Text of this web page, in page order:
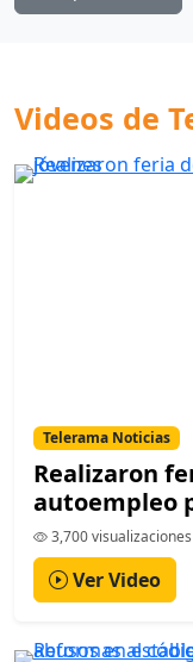
Videos de
Telerama Noticias
Realizaron
autoempleo
3,700 visualizaciones
Ver Video